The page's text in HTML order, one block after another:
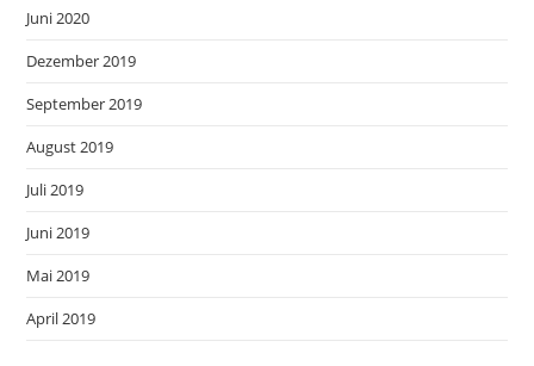
Juni 2020
Dezember 2019
September 2019
August 2019
Juli 2019
Juni 2019
Mai 2019
April 2019